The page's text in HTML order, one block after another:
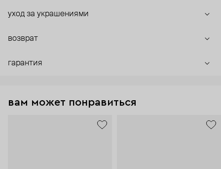
уход за украшениями
возврат
гарантия
вам может понравиться